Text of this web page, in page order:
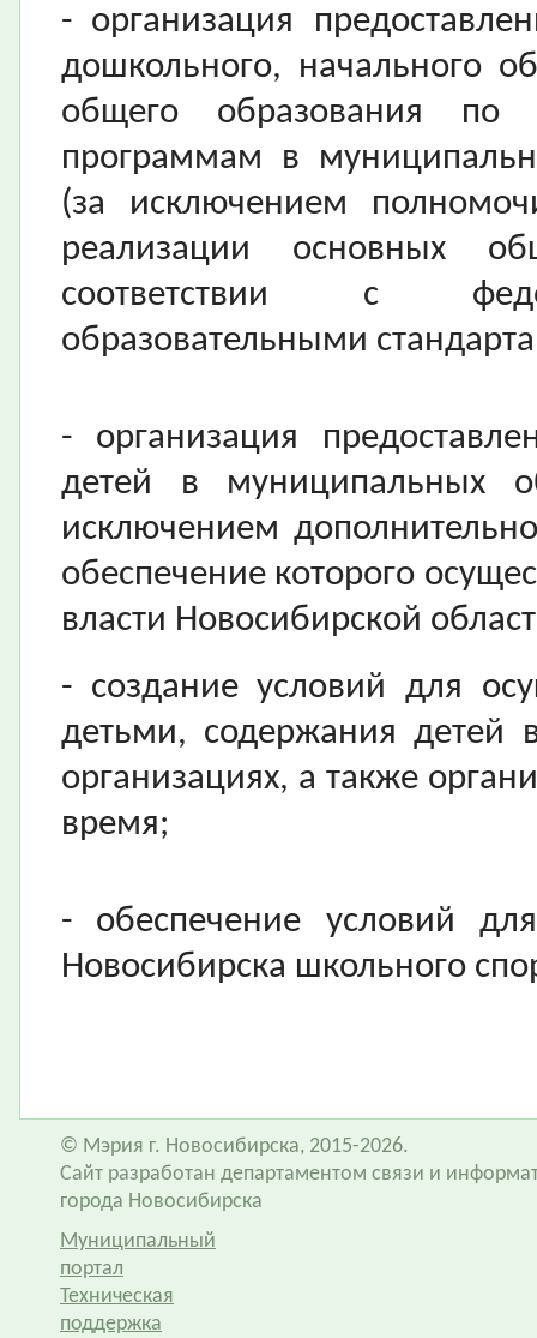
- организация
дошкольного, начального
общего образования по
программам в
(за исключением
реализации основных
соответствии с
образовательными
- организация
детей в муниципальных
исключением
обеспечение которого
власти Новосибирской
- создание условий для
детьми, содержания детей
организациях, а также
время;
- обеспечение условий
Новосибирска школьного
© Мэрия г. Новосибирска, 2015-2026.
Сайт разработан департаментом связи и
города Новосибирска
Муниципальный
портал
Техническая
поддержка